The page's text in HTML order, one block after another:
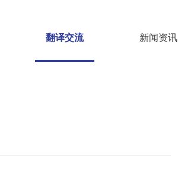
翻译交流 新闻资讯